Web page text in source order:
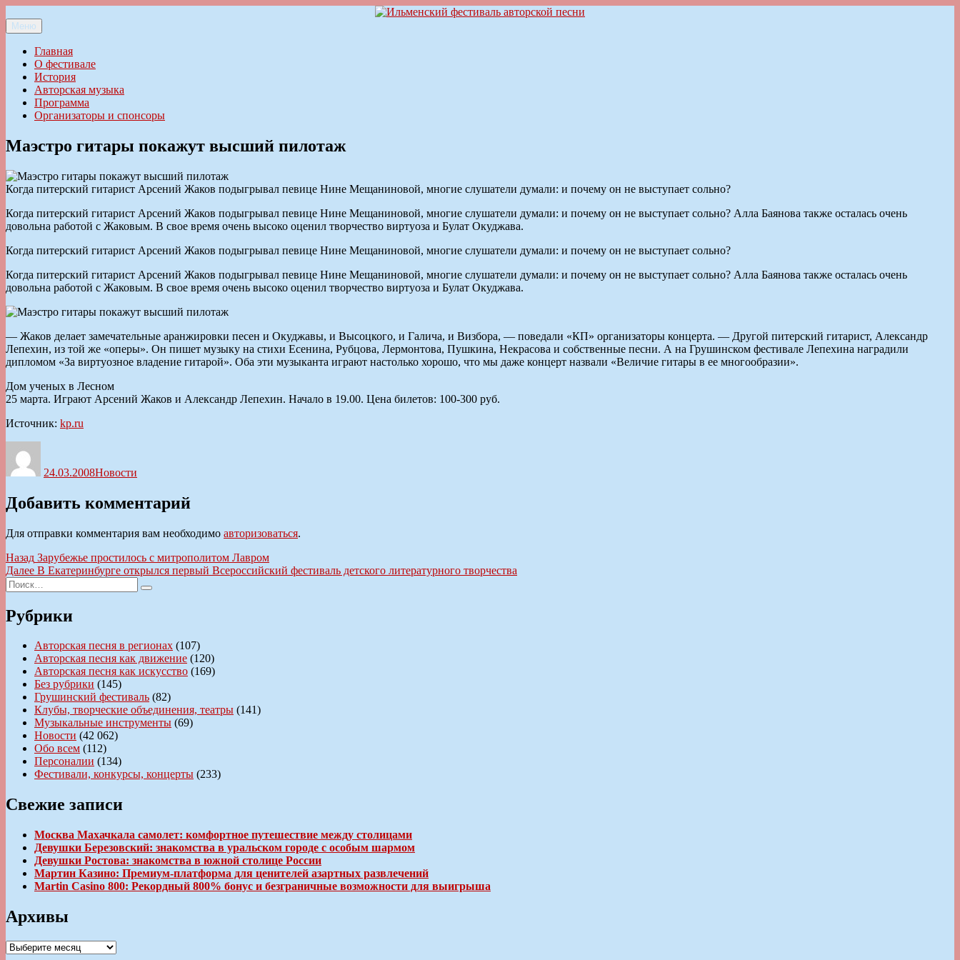
к
содержимому
Ильменский фестиваль авторской песни
Меню
Главная
О фестивале
История
Авторская музыка
Программа
Организаторы и спонсоры
Маэстро гитары покажут высший пилотаж
Когда питерский гитарист Арсений Жаков подыгрывал певице Нине Мещаниновой, многие слушатели думали: и почему он не выступает сольно?
Когда питерский гитарист Арсений Жаков подыгрывал певице Нине Мещаниновой, многие слушатели думали: и почему он не выступает сольно? Алла Баянова также осталась очень
довольна работой с Жаковым. В свое время очень высоко оценил творчество виртуоза и Булат Окуджава.
Когда питерский гитарист Арсений Жаков подыгрывал певице Нине Мещаниновой, многие слушатели думали: и почему он не выступает сольно?
Когда питерский гитарист Арсений Жаков подыгрывал певице Нине Мещаниновой, многие слушатели думали: и почему он не выступает сольно? Алла Баянова также осталась очень
довольна работой с Жаковым. В свое время очень высоко оценил творчество виртуоза и Булат Окуджава.
— Жаков делает замечательные аранжировки песен и Окуджавы, и Высоцкого, и Галича, и Визбора, — поведали «КП» организаторы концерта. — Другой питерский гитарист, Александр
Лепехин, из той же «оперы». Он пишет музыку на стихи Есенина, Рубцова, Лермонтова, Пушкина, Некрасова и собственные песни. А на Грушинском фестивале Лепехина наградили
дипломом «За виртуозное владение гитарой». Оба эти музыканта играют настолько хорошо, что мы даже концерт назвали «Величие гитары в ее многообразии».
Дом ученых в Лесном
25 марта. Играют Арсений Жаков и Александр Лепехин. Начало в 19.00. Цена билетов: 100-300 руб.
Источник: kp.ru
24.03.2008Новости
Добавить комментарий
Для отправки комментария вам необходимо авторизоваться.
Навигация
по
записям
Назад Предыдущая
запись:
Зарубежье простилось с митрополитом Лавром
Далее Следующая
В Екатеринбурге открылся первый Всероссийский фестиваль детского литературного творчества
Искать:
Поиск
Рубрики
Авторская песня в регионах (107)
Авторская песня как движение (120)
Авторская песня как искусство (169)
Без рубрики (145)
Грушинский фестиваль (82)
Клубы, творческие объединения, театры (141)
Музыкальные инструменты (69)
Новости (42 062)
Обо всем (112)
Персоналии (134)
Фестивали, конкурсы, концерты (233)
Свежие записи
Москва Махачкала самолет: комфортное путешествие между столицами
Девушки Березовский: знакомства в уральском городе с особым шармом
Девушки Ростова: знакомства в южной столице России
Мартин Казино: Премиум-платформа для ценителей азартных развлечений
Martin Casino 800: Рекордный 800% бонус и безграничные возможности для выигрыша
Архивы
Архивы